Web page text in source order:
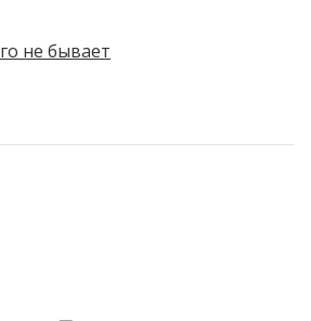
не бывает